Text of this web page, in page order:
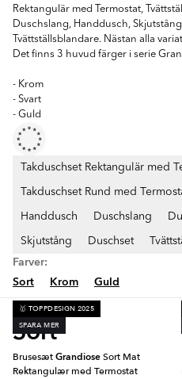
Rektangulär med Termostat,
Duschslang, Handdusch,
Tvättställsblandare. Nästan alla
Det finns 3 huvud färger i serie
- Krom
- Svart
- Guld
Takduschset Rektangulär med
Takduschset Rund med
Handdusch Duschslang
Skjutstång Duschset
Farver:
Sort
Krom Guld
Sort
🥇 TOPPDESIGN 2025
SPARA MER
BrusesætGrandioseSort Mat
Rektangulær med Termostat